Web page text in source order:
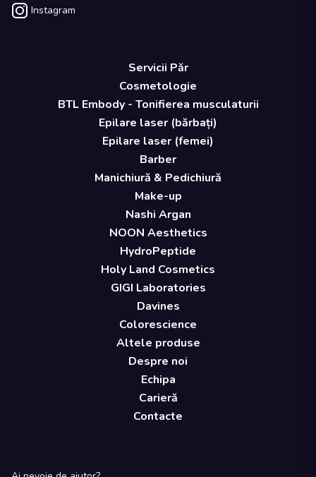
Instagram
Servicii Păr
Cosmetologie
BTL Embody - Tonifierea musculaturii
Epilare laser (bărbați)
Epilare laser (femei)
Barber
Manichiură & Pedichiură
Make-up
Nashi Argan
NOON Aesthetics
HydroPeptide
Holy Land Cosmetics
GIGI Laboratories
Davines
Colorescience
Altele produse
Despre noi
Echipa
Carieră
Contacte